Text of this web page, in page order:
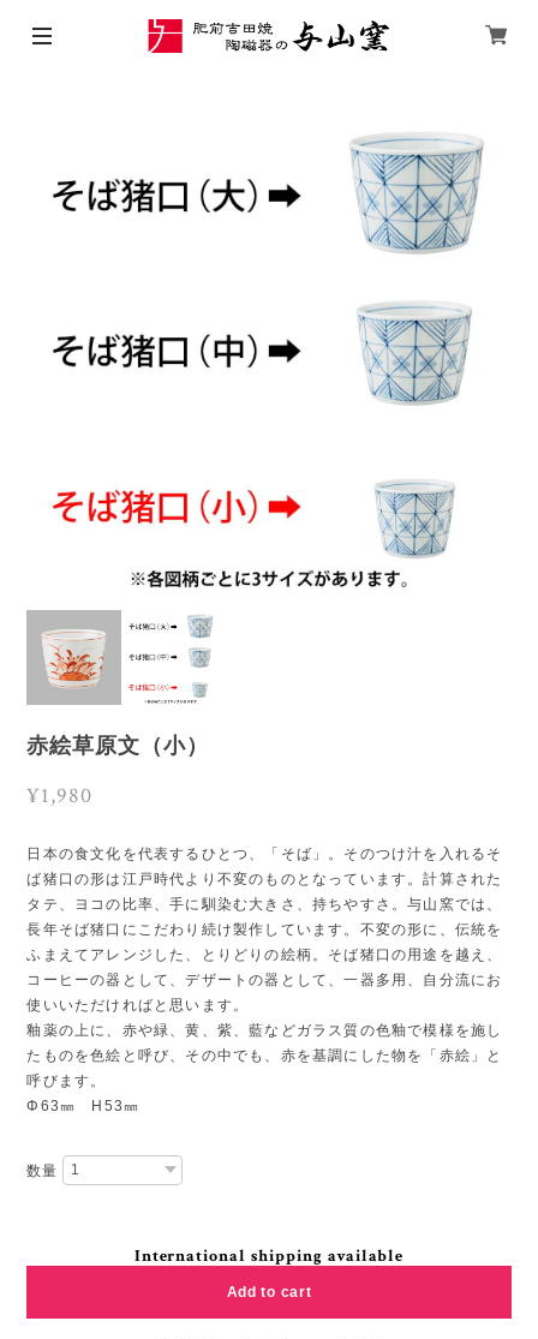
赤絵草原文（小）
¥1,980
日本の食文化を代表するひとつ、「そば」。そのつけ汁を入れるそ
ば猪口の形は江戸時代より不変のものとなっています。計算された
タテ、ヨコの比率、手に馴染む大きさ、持ちやすさ。与山窯では、
長年そば猪口にこだわり続け製作しています。不変の形に、伝統を
ふまえてアレンジした、とりどりの絵柄。そば猪口の用途を越え、
コーヒーの器として、デザートの器として、一器多用、自分流にお
使いいただければと思います。
釉薬の上に、赤や緑、黄、紫、藍などガラス質の色釉で模様を施し
たものを色絵と呼び、その中でも、赤を基調にした物を「赤絵」と
呼びます。
Φ63㎜ H53㎜
数量
International shipping available
Add to cart